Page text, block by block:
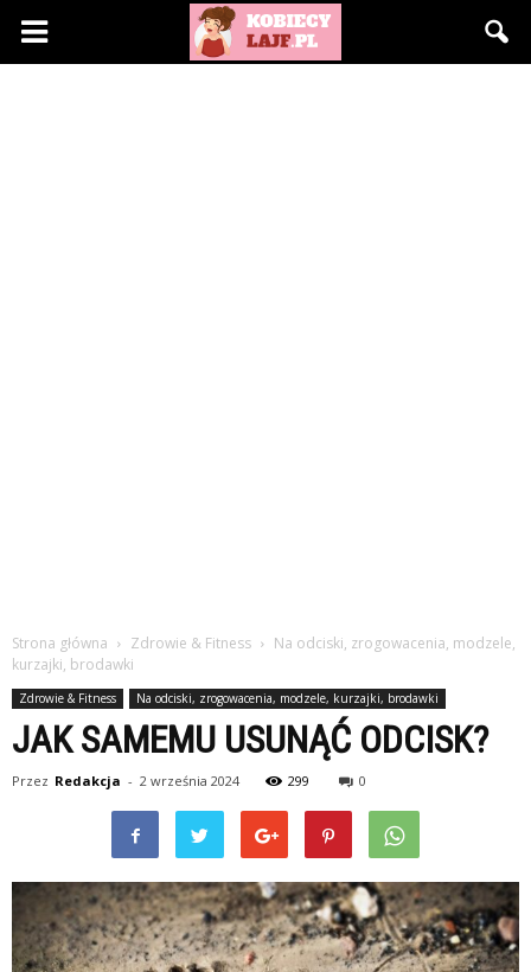
KobiecyLajf.pl
Strona główna Zdrowie & Fitness
Na odciski, zrogowacenia, modzele,
kurzajki, brodawki
Zdrowie & Fitness Na odciski, zrogowacenia, modzele, kurzajki, brodawki
JAK SAMEMU USUNĄĆ ODCISK?
Przez Redakcja - 2 września 2024 299 0